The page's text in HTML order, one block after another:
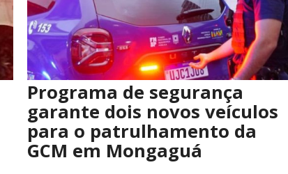
Programa de segurança
garante dois novos veículos
para o patrulhamento da
GCM em Mongaguá